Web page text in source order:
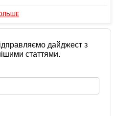
дайджест з
статтями.